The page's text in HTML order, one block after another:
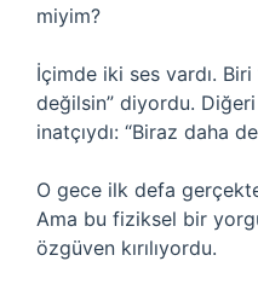
miyim?
İçimde iki ses vardı.
değilsin” diyordu.
inatçıydı: “Biraz daha
O gece ilk defa
Ama bu fiziksel bir
özgüven kırılıyordu.